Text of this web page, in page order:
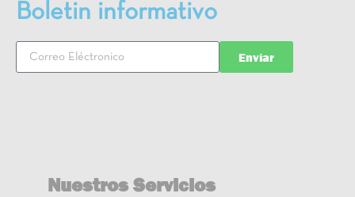
Boletin informativo
Enviar
Nuestros Servicios